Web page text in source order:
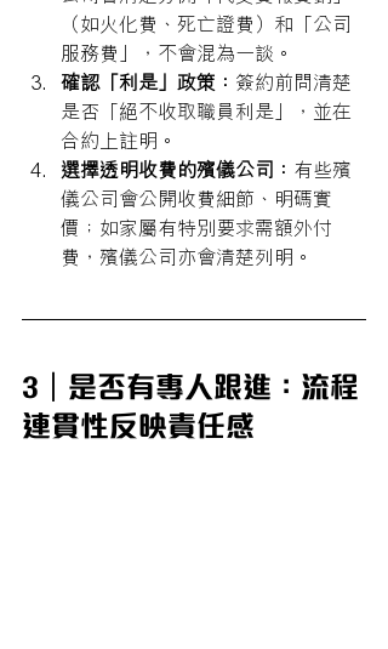
（如火化費、死亡證費）和「公司
服務費」，不會混為一談。
確認「利是」政策： 簽約前問清楚
是否「絕不收取職員利是」，並在
合約上註明。
選擇透明收費的殯儀公司： 有些殯
儀公司會公開收費細節、明碼實
價；如家屬有特別要求需額外付
費，殯儀公司亦會清楚列明。
3｜是否有專人跟進：流程
連貫性反映責任感